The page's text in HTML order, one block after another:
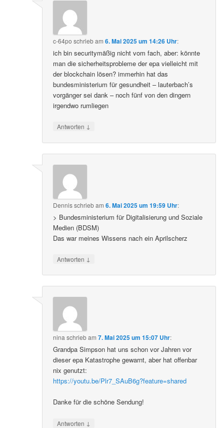
c-64po schriebam6. Mai 2025 um 14:26 Uhr:
ich bin securitymäßig nicht vom fach, aber: könnte
man die sicherheitsprobleme der epa vielleicht mit
der blockchain lösen? immerhin hat das
bundesministerium für gesundheit – lauterbach’s
vorgänger sei dank – noch fünf von den dingern
irgendwo rumliegen
Antworten ↓
Dennisschriebam6. Mai 2025 um 19:59 Uhr:
> Bundesministerium für Digitalisierung und Soziale
Medien (BDSM)
Das war meines Wissens nach ein Aprilscherz
Antworten ↓
nina schriebam7. Mai 2025 um 15:07 Uhr:
Grandpa Simpson hat uns schon vor Jahren vor
dieser epa Katastrophe gewarnt, aber hat offenbar
nix genutzt:
https://youtu.be/Plr7_SAuB6g?feature=shared
Danke für die schöne Sendung!
Antworten ↓